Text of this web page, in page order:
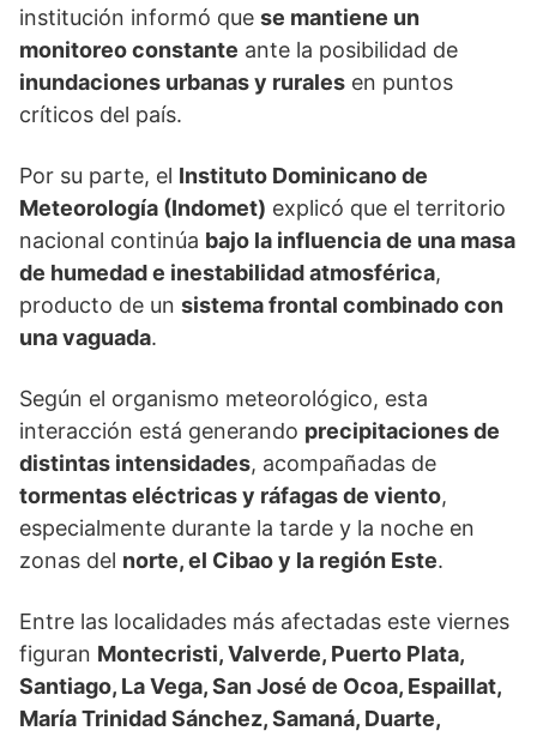
institución informó que se mantiene un
monitoreo constante ante la posibilidad de
inundaciones urbanas y rurales en puntos
críticos del país.
Por su parte, el Instituto Dominicano de
Meteorología (Indomet) explicó que el territorio
nacional continúa bajo la influencia de una masa
de humedad e inestabilidad atmosférica,
producto de un sistema frontal combinado con
una vaguada.
Según el organismo meteorológico, esta
interacción está generando precipitaciones de
distintas intensidades, acompañadas de
tormentas eléctricas y ráfagas de viento,
especialmente durante la tarde y la noche en
zonas del norte, el Cibao y la región Este.
Entre las localidades más afectadas este viernes
figuran Montecristi, Valverde, Puerto Plata,
Santiago, La Vega, San José de Ocoa, Espaillat,
María Trinidad Sánchez, Samaná, Duarte,